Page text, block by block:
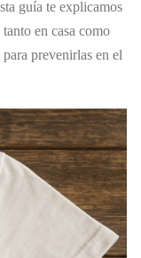
guía te explicamos
tanto en casa como
prevenirlas en el